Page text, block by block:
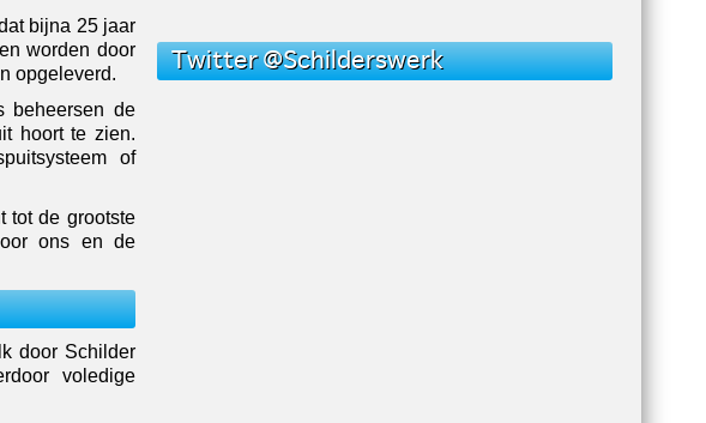
bijna 25 jaar
worden door
opgeleverd.
beheersen de
hoort te zien.
of
tot de grootste
ons en de
door Schilder
voledige
Twitter @Schilderswerk